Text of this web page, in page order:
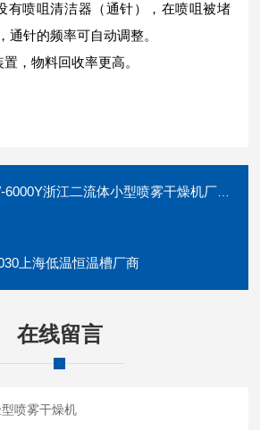
有喷咀清洁器（通针），在喷咀被堵
通针的频率可自动调整。
，物料回收率更高。
6000Y浙江二流体小型喷雾干燥机厂商
上海低温恒温槽厂商
在线留言